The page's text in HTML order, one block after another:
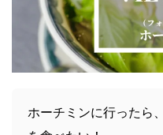
ホーチミンに行ったら